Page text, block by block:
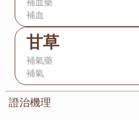
補血
甘草
補氣藥
補氣
證治機理：